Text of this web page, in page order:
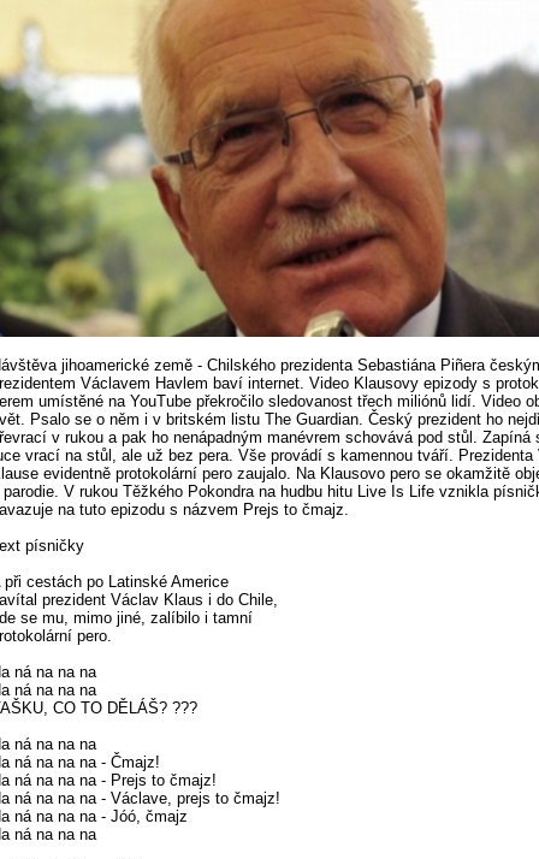
jihoamerické země - Chilského prezidenta Sebastiána Piñera
Václavem Havlem baví internet. Video Klausovy epizody s
umístěné na YouTube překročilo sledovanost třech miliónů lidí. Video
Psalo se o něm i v britském listu The Guardian. Český prezident ho
v rukou a pak ho nenápadným manévrem schovává pod stůl. Zapíná
vrací na stůl, ale už bez pera. Vše provádí s kamennou tváří. Prezidenta
evidentně protokolární pero zaujalo. Na Klausovo pero se okamžitě
parodie. V rukou Těžkého Pokondra na hudbu hitu Live Is Life vznikla
na tuto epizodu s názvem Prejs to čmajz.
písničky
při cestách po Latinské Americe
prezident Václav Klaus i do Chile,
se mu, mimo jiné, zalíbilo i tamní
pero.
ná na na na
ná na na na
CO TO DĚLÁŠ? ???
ná na na na
ná na na na - Čmajz!
ná na na na - Prejs to čmajz!
ná na na na - Václave, prejs to čmajz!
ná na na na - Jóó, čmajz
ná na na na